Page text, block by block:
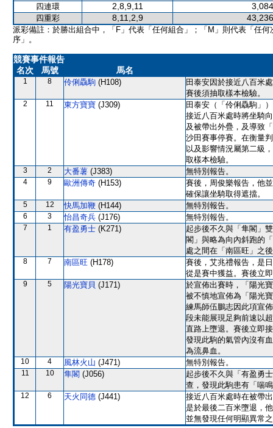
四連環 2,8,9,11
四重彩 8,11,2,9
派彩備註：於勝出組合中，「F」代表「任何組合」；「M」則代表「任何
序」。
競賽事件報告
名次
馬號 馬名
1 8 伶俐驫駒 (H108)
田泰安因於接近八百米
賽後須抽取樣本檢驗。
2 11 東方寶寶 (J309)
田泰安（「伶俐驫駒」
接近八百米處時將坐騎
及被帶出外疊，及導致
沙田賽事停賽。在衡量
以及影響情況屬第二級
取樣本檢驗。
3 2 大番薯 (J383) 無特別報告。
4 9 歐洲傳奇 (H153)
賽後，周俊樂報告，他
確保讓坐騎取得遮擋。
5 12 快馬加鞭 (H144) 無特別報告。
6 3 怡昌奇兵 (J176) 無特別報告。
7 1 有盈勇士 (K271)
起步後不久與「隼閣」
閣」與略為向內斜跑的
處之間在「南區旺」之
8 7 南區旺 (H178)
賽後，艾兆禮報告，是
從是賽中獲益。賽後立
9 5 陽光寶貝 (J171)
於宣佈出賽時，「陽光
被不慎地宣佈為「陽光
練馬師伍鵬志因此項宣
段未能展現足夠前速以
直路上墮退。賽後立即
發現此駒的氣管內沒有
為流鼻血。
10 4 風林火山 (J471) 無特別報告。
11 10 隼閣 (J056)
起步後不久與「有盈勇
查，發現此駒患有「喘
12 6 天火同德 (J441)
接近八百米處時在被帶
是於最後二百米墮退，
並無發現任何明顯異常